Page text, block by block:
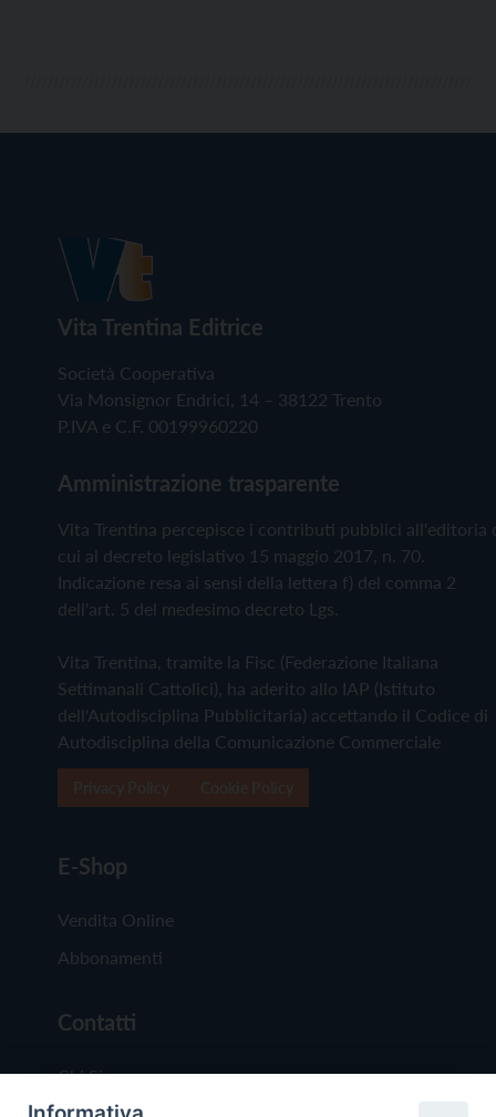
Vita Trentina Editrice
Società Cooperativa
Via Monsignor Endrici, 14 – 38122 Trento
P.IVA e C.F. 00199960220
Amministrazione trasparente
Vita Trentina percepisce i contributi pubblici all'editoria
cui al decreto legislativo 15 maggio 2017, n. 70.
Indicazione resa ai sensi della lettera f) del comma 2
dell'art. 5 del medesimo decreto Lgs.
Vita Trentina, tramite la Fisc (Federazione Italiana
Settimanali Cattolici), ha aderito allo IAP (Istituto
dell'Autodisciplina Pubblicitaria) accettando il Codice di
Autodisciplina della Comunicazione Commerciale
E-Shop
Vendita Online
Abbonamenti
Contatti
Chi Siamo